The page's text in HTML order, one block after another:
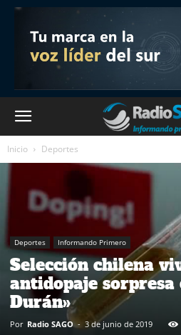
Inicio Deportes
Deportes Informando Primero
Selección chilena
antidopaje sorpresa
Durán»
Por Radio SAGO - 3 de junio de 2019